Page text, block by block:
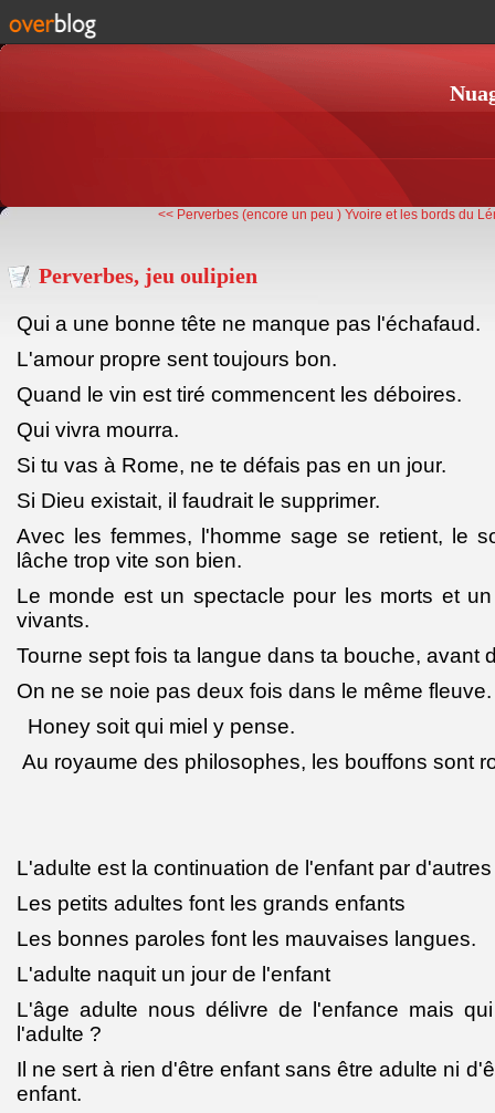
<< Perverbes (encore un peu ) Yvoire et les bords du
Perverbes, jeu oulipien
Qui a une bonne tête ne manque pas l'échafaud.
L'amour propre sent toujours bon.
Quand le vin est tiré commencent les déboires.
Qui vivra mourra.
Si tu vas à Rome, ne te défais pas en un jour.
Si Dieu existait, il faudrait le supprimer.
Avec les femmes, l'homme sage se retient, le
lâche trop vite son bien.
Le monde est un spectacle pour les morts et
vivants.
Tourne sept fois ta langue dans ta bouche, avant
On ne se noie pas deux fois dans le même fleuve.
Honey soit qui miel y pense.
Au royaume des philosophes, les bouffons sont
L'adulte est la continuation de l'enfant par
Les petits adultes font les grands enfants
Les bonnes paroles font les mauvaises langues.
L'adulte naquit un jour de l'enfant
L'âge adulte nous délivre de l'enfance mais
l'adulte ?
Il ne sert à rien d'être enfant sans être adulte ni
enfant.